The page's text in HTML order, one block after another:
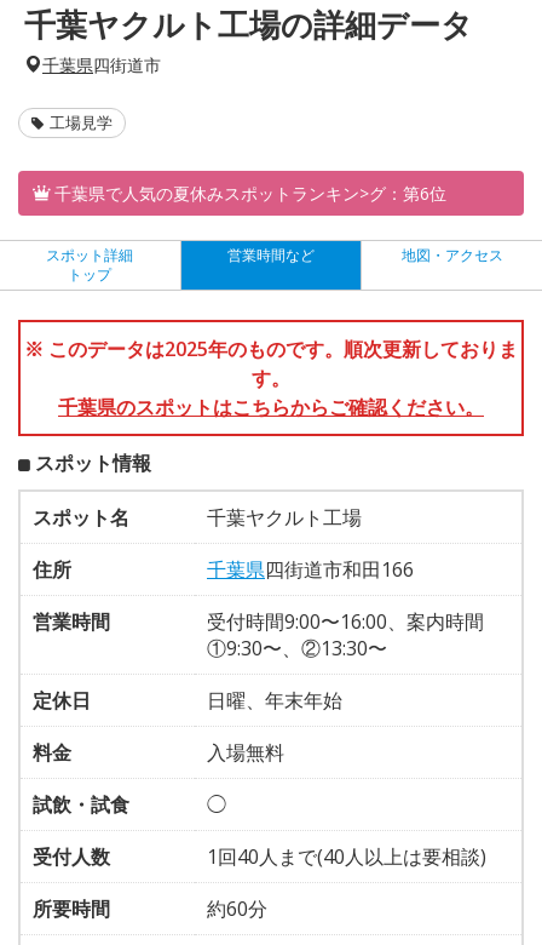
千葉ヤクルト工場の詳細データ
千葉県四街道市
工場見学
千葉県で人気の夏休みスポットランキン>グ：第6位
スポット詳細
トップ
営業時間など 地図・アクセス
※ このデータは2025年のものです。順次更新しておりま
す。
千葉県のスポットはこちらからご確認ください。
スポット情報
スポット名
千葉ヤクルト工場
住所
千葉県四街道市和田166
営業時間
受付時間9:00〜16:00、案内時間
①9:30〜、②13:30〜
定休日
日曜、年末年始
料金
入場無料
試飲・試食
◯
受付人数
1回40人まで(40人以上は要相談)
所要時間
約60分